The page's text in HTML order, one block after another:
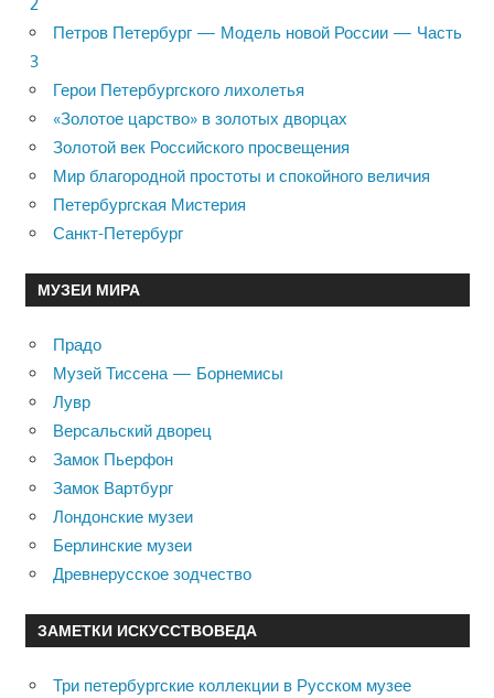
Петров Петербург — Модель новой России — Часть
3
Герои Петербургского лихолетья
«Золотое царство» в золотых дворцах
Золотой век Российского просвещения
Мир благородной простоты и спокойного величия
Петербургская Мистерия
Санкт-Петербург
МУЗЕИ МИРА
Прадо
Музей Тиссена — Борнемисы
Лувр
Версальский дворец
Замок Пьерфон
Замок Вартбург
Лондонские музеи
Берлинские музеи
Древнерусское зодчество
ЗАМЕТКИ ИСКУССТВОВЕДА
Три петербургские коллекции в Русском музее